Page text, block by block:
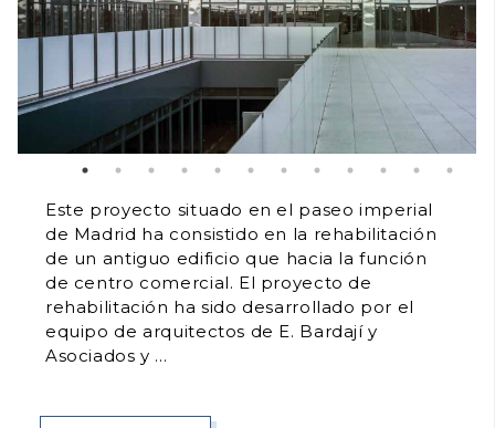
Este proyecto situado en el paseo imperial
de Madrid ha consistido en la rehabilitación
de un antiguo edificio que hacia la función
de centro comercial. El proyecto de
rehabilitación ha sido desarrollado por el
equipo de arquitectos de E. Bardají y
Asociados y